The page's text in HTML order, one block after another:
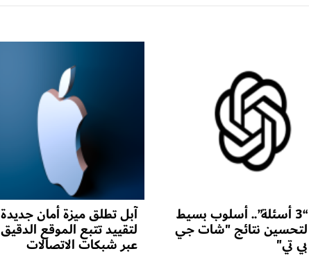
“3 أسئلة”.. أسلوب بسيط
لتحسين نتائج "شات جي
بي تي"
آبل تطلق ميزة أمان جديدة
لتقييد تتبع الموقع الدقيق
عبر شبكات الاتصالات